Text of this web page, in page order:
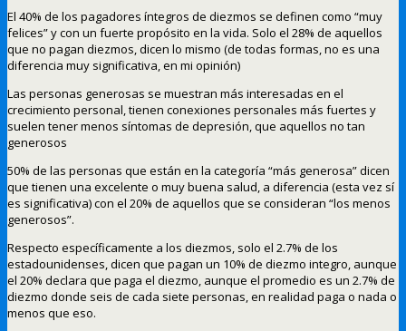
El 40% de los pagadores íntegros de diezmos se definen como “muy
felices” y con un fuerte propósito en la vida. Solo el 28% de aquellos
que no pagan diezmos, dicen lo mismo (de todas formas, no es una
diferencia muy significativa, en mi opinión)
Las personas generosas se muestran más interesadas en el
crecimiento personal, tienen conexiones personales más fuertes y
suelen tener menos síntomas de depresión, que aquellos no tan
generosos
50% de las personas que están en la categoría “más generosa” dicen
que tienen una excelente o muy buena salud, a diferencia (esta vez sí
es significativa) con el 20% de aquellos que se consideran “los menos
generosos”.
Respecto específicamente a los diezmos, solo el 2.7% de los
estadounidenses, dicen que pagan un 10% de diezmo integro, aunque
el 20% declara que paga el diezmo, aunque el promedio es un 2.7% de
diezmo donde seis de cada siete personas, en realidad paga o nada o
menos que eso.